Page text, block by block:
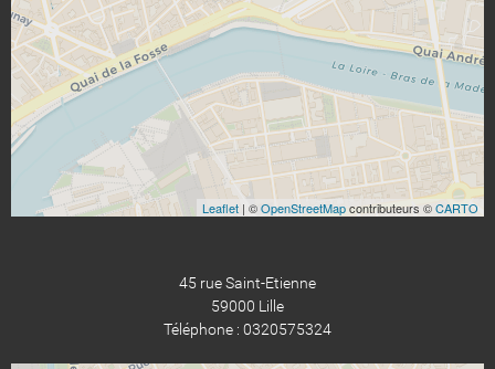
Leaflet | ©OpenStreetMapcontributeurs ©CARTO
45 rue Saint-Etienne
59000 Lille
Téléphone : 0320575324